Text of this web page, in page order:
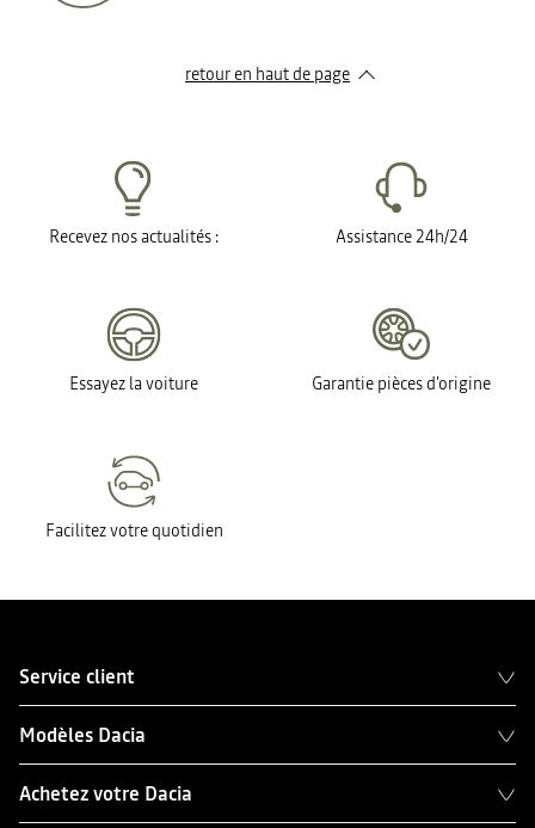
retour en haut de page​
Recevez nos actualités : Assistance 24h/24
Essayez la voiture Garantie pièces d'origine
Facilitez votre quotidien
Service client
Modèles Dacia
Achetez votre Dacia